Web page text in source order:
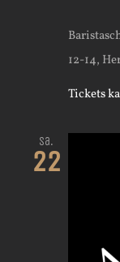
12-14,
Tickets
Sa.
22